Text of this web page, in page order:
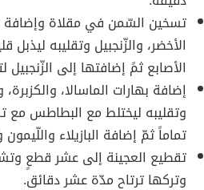
تسخين السّمن في مقلاة وإضافة
الأخضر، والزّنجبيل وتقليبه
الأصابع ثمً إضافتها إلى الزّنجبيل
إضافة بهارات الماسالا،
وتقليبه ليختلط مع البطاطس مع
تماماً ثمّ إضافة البازيلاء
تقطيع العجينة إلى عشر قطعٍ
وتركها ترتاح مدّة عشر دقائق.